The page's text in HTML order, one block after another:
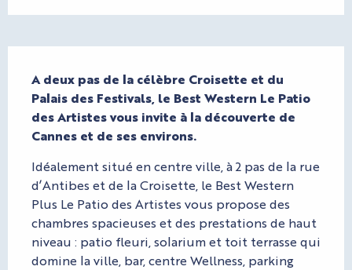
Description
A deux pas de la célèbre Croisette et du
Palais des Festivals, le Best Western Le Patio
des Artistes vous invite à la découverte de
Cannes et de ses environs.
Idéalement situé en centre ville, à 2 pas de la rue
d’Antibes et de la Croisette, le Best Western
Plus Le Patio des Artistes vous propose des
chambres spacieuses et des prestations de haut
niveau : patio fleuri, solarium et toit terrasse qui
domine la ville, bar, centre Wellness, parking